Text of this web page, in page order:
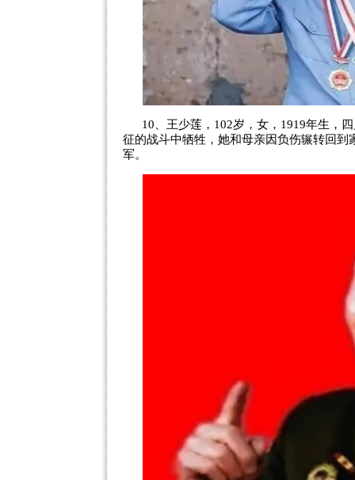
10、王少莲，102岁，女，1919年生，
征的战斗中牺牲，她和母亲因负伤辗转回
军。